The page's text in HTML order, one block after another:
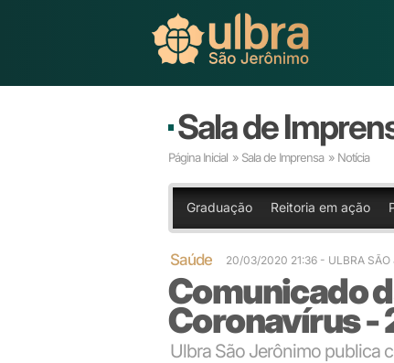
Sala de
Página Inicial » Sala de Imprensa » Notícia
Graduação Reitoria em ação
Saúde 20/03/2020 21:36 - ULBRA SÃO
Comunicado
Coronavírus -
Ulbra São Jerônimo publica